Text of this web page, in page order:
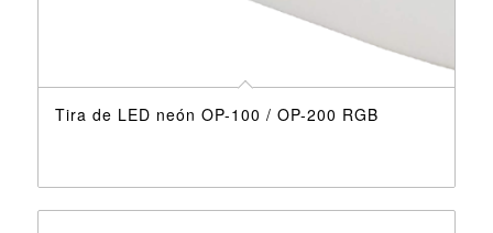
Tira de LED neón OP-100 / OP-200 RGB